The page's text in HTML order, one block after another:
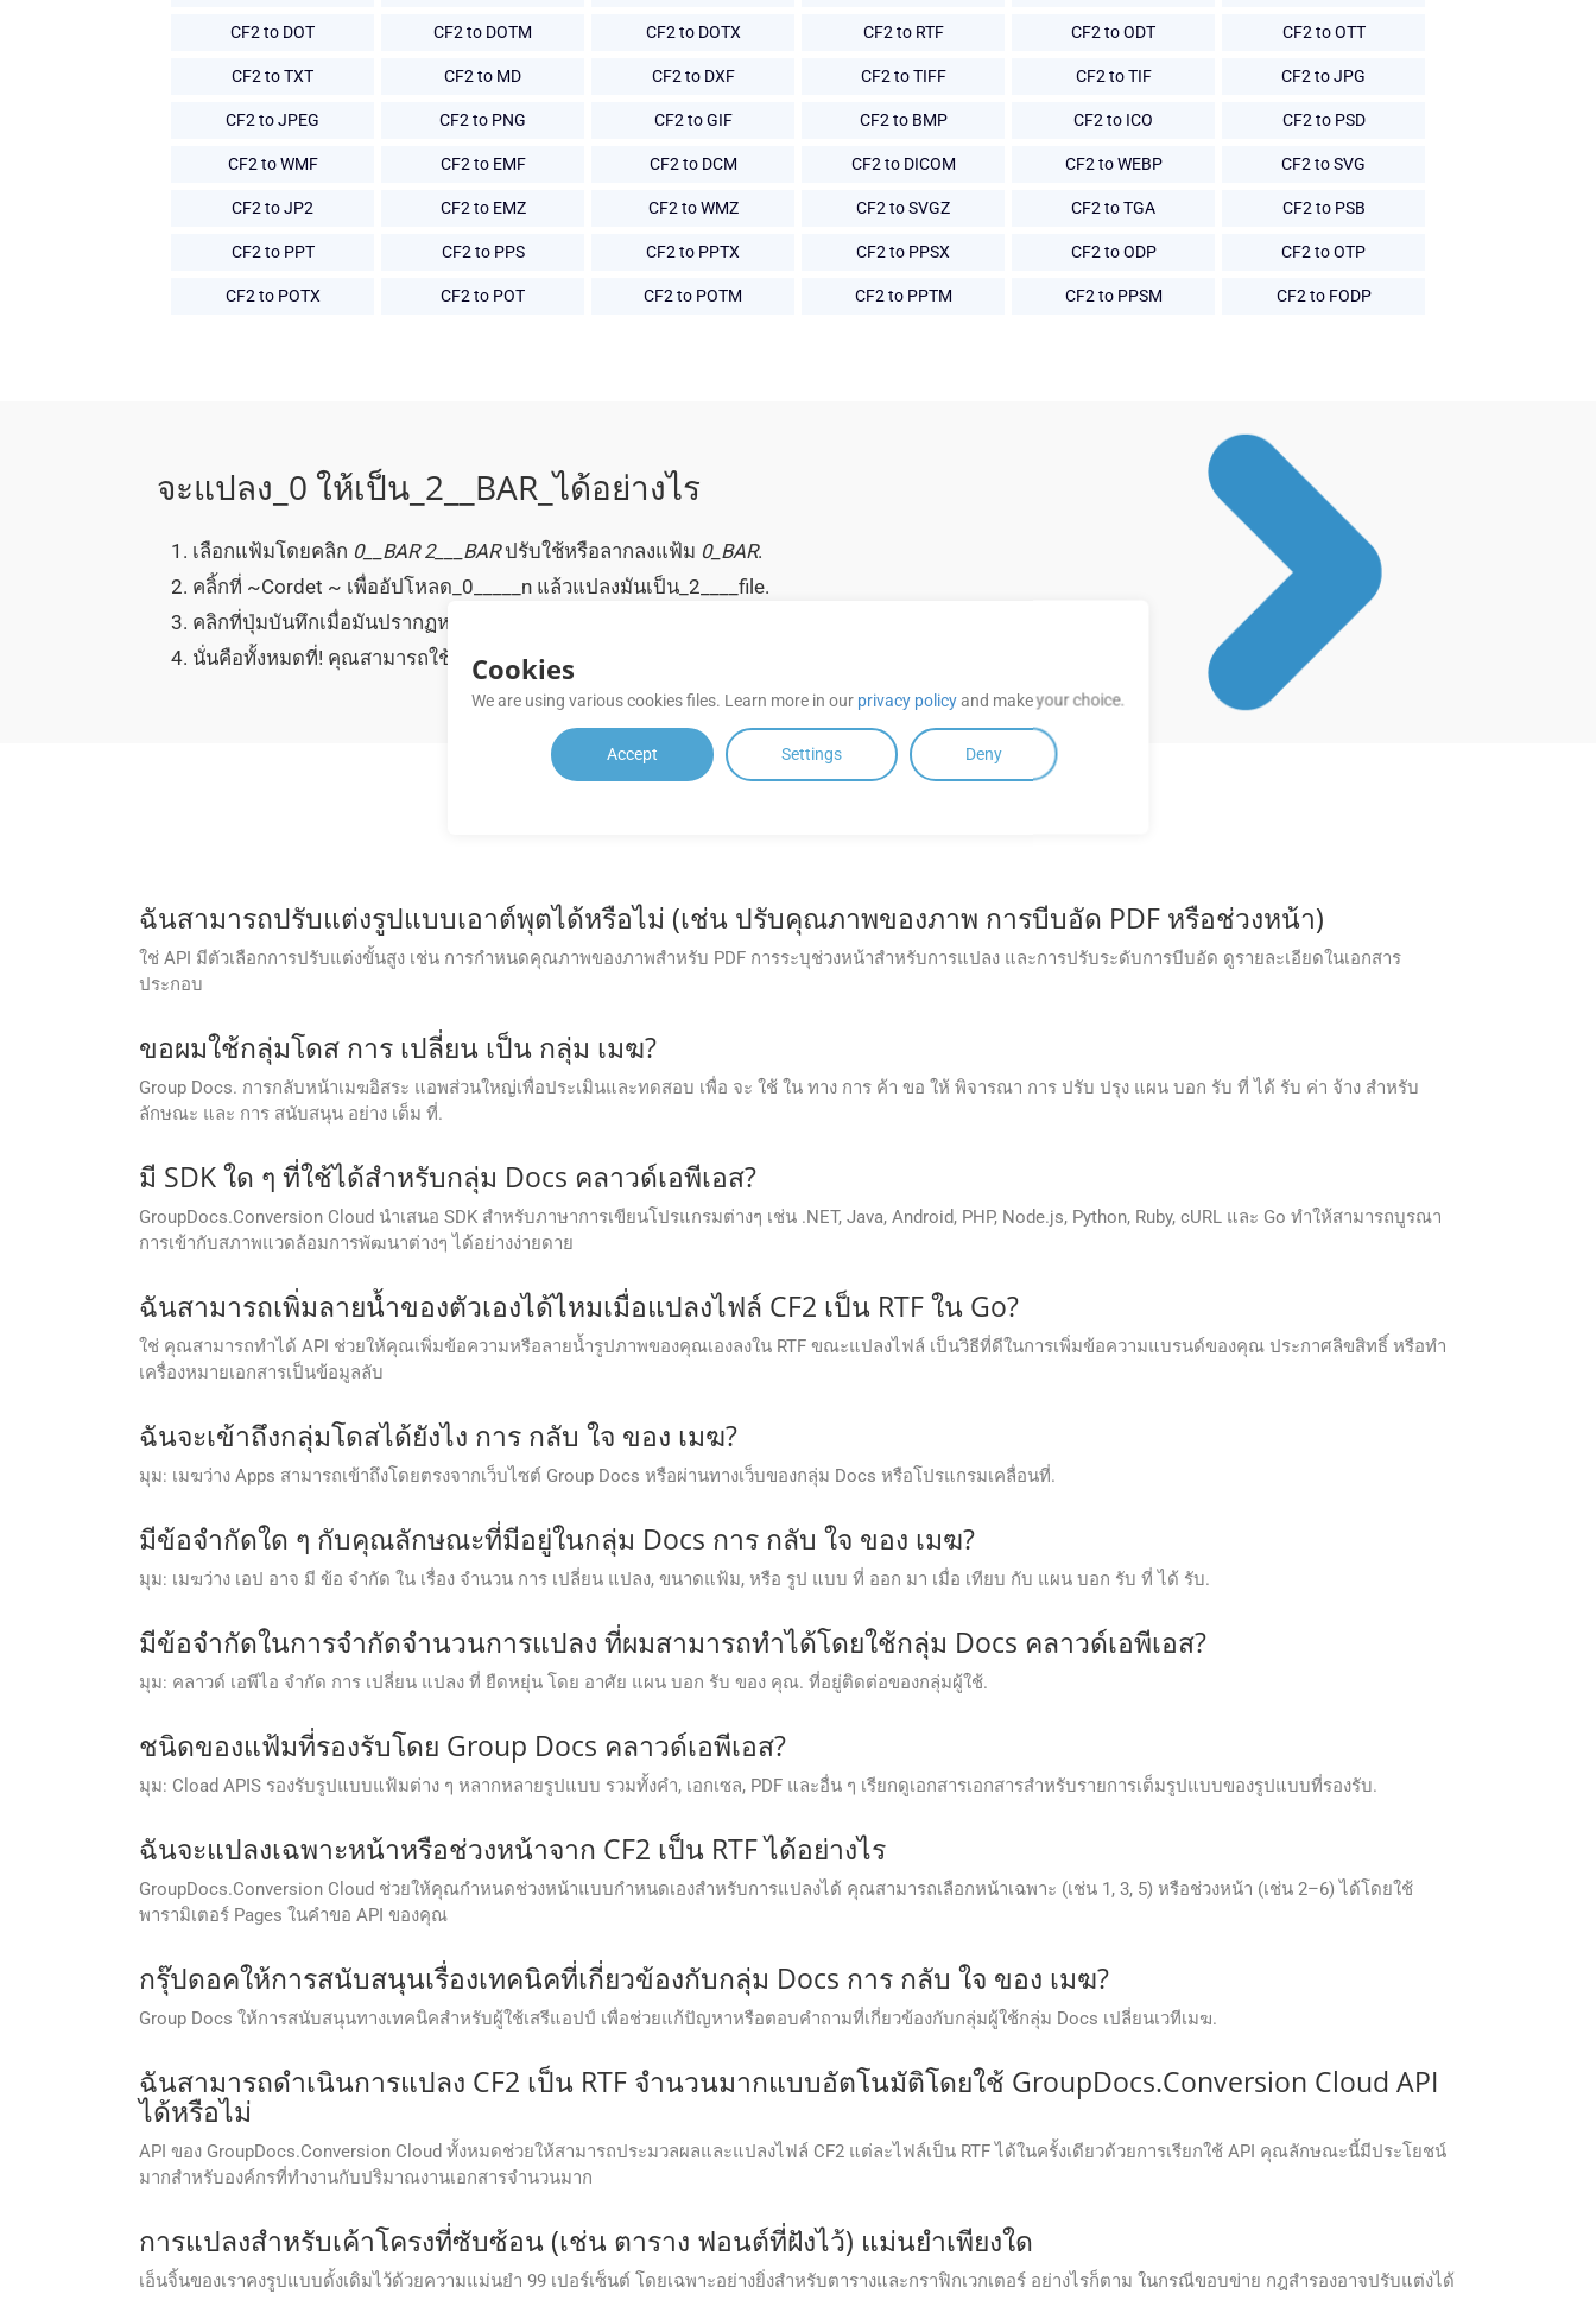
CF2 to DOT CF2 to DOTM CF2 to DOTX CF2 to RTF CF2 to ODT CF2 to OTT
CF2 to TXT CF2 to MD CF2 to DXF CF2 to TIFF CF2 to TIF CF2 to JPG
CF2 to JPEG CF2 to PNG CF2 to GIF CF2 to BMP CF2 to ICO CF2 to PSD
CF2 to WMF CF2 to EMF CF2 to DCM CF2 to DICOM CF2 to WEBP CF2 to SVG
CF2 to JP2 CF2 to EMZ CF2 to WMZ CF2 to SVGZ CF2 to TGA CF2 to PSB
CF2 to PPT CF2 to PPS CF2 to PPTX CF2 to PPSX CF2 to ODP CF2 to OTP
CF2 to POTX CF2 to POT CF2 to POTM CF2 to PPTM CF2 to PPSM CF2 to FODP
จะแปลง_0 ให้เป็น_2__BAR_ได้อย่างไร
เลือกแฟ้มโดยคลิก 0__BAR 2___BARปรับใช้หรือลากลงแฟ้ม 0_BAR.
คลิ้กที่ ~Cordet ~ เพื่ออัปโหลด_0_____n แล้วแปลงมันเป็น_2____file.
คลิกที่ปุ่มบันทึกเมื่อมันปรากฏหลังจาก _0____r_2_รูปแบบการแปลงเสร็จแล้ว.
นั่นคือทั้งหมดที่! คุณสามารถใช้การแปลง __2__เอกสารตามที่ต้องการได้.
ฉันสามารถปรับแต่งรูปแบบเอาต์พุตได้หรือไม่ (เช่น ปรับคุณภาพของภาพ การบีบอัด PDF หรือช่วงหน้า)
ใช่ API มีตัวเลือกการปรับแต่งขั้นสูง เช่น การกำหนดคุณภาพของภาพสำหรับ PDF การระบุช่วงหน้าสำหรับการแปลง และการปรับระดับการบีบอัด ดูรายละเอียดในเอกสาร
ประกอบ
ขอผมใช้กลุ่มโดส การ เปลี่ยน เป็น กลุ่ม เมฆ?
Group Docs. การกลับหน้าเมฆอิสระ แอพส่วนใหญ่เพื่อประเมินและทดสอบ เพื่อ จะ ใช้ ใน ทาง การ ค้า ขอ ให้ พิจารณา การ ปรับ ปรุง แผน บอก รับ ที่ ได้ รับ ค่า จ้าง สําหรับ
ลักษณะ และ การ สนับสนุน อย่าง เต็ม ที่.
มี SDK ใด ๆ ที่ใช้ได้สําหรับกลุ่ม Docs คลาวด์เอพีเอส?
GroupDocs.Conversion Cloud นำเสนอ SDK สำหรับภาษาการเขียนโปรแกรมต่างๆ เช่น .NET, Java, Android, PHP, Node.js, Python, Ruby, cURL และ Go ทำให้สามารถบูรณา
การเข้ากับสภาพแวดล้อมการพัฒนาต่างๆ ได้อย่างง่ายดาย
ฉันสามารถเพิ่มลายน้ำของตัวเองได้ไหมเมื่อแปลงไฟล์ CF2 เป็น RTF ใน Go?
ใช่ คุณสามารถทำได้ API ช่วยให้คุณเพิ่มข้อความหรือลายน้ำรูปภาพของคุณเองลงใน RTF ขณะแปลงไฟล์ เป็นวิธีที่ดีในการเพิ่มข้อความแบรนด์ของคุณ ประกาศลิขสิทธิ์ หรือทำ
เครื่องหมายเอกสารเป็นข้อมูลลับ
ฉันจะเข้าถึงกลุ่มโดสได้ยังไง การ กลับ ใจ ของ เมฆ?
มุม: เมฆว่าง Apps สามารถเข้าถึงโดยตรงจากเว็บไซต์ Group Docs หรือผ่านทางเว็บของกลุ่ม Docs หรือโปรแกรมเคลื่อนที่.
มีข้อจํากัดใด ๆ กับคุณลักษณะที่มีอยู่ในกลุ่ม Docs การ กลับ ใจ ของ เมฆ?
มุม: เมฆว่าง เอป อาจ มี ข้อ จํากัด ใน เรื่อง จํานวน การ เปลี่ยน แปลง, ขนาดแฟ้ม, หรือ รูป แบบ ที่ ออก มา เมื่อ เทียบ กับ แผน บอก รับ ที่ ได้ รับ.
มีข้อจํากัดในการจํากัดจํานวนการแปลง ที่ผมสามารถทําได้โดยใช้กลุ่ม Docs คลาวด์เอพีเอส?
มุม: คลาวด์ เอพีไอ จํากัด การ เปลี่ยน แปลง ที่ ยืดหยุ่น โดย อาศัย แผน บอก รับ ของ คุณ. ที่อยู่ติดต่อของกลุ่มผู้ใช้.
ชนิดของแฟ้มที่รองรับโดย Group Docs คลาวด์เอพีเอส?
มุม: Cload APIS รองรับรูปแบบแฟ้มต่าง ๆ หลากหลายรูปแบบ รวมทั้งคํา, เอกเซล, PDF และอื่น ๆ เรียกดูเอกสารเอกสารสําหรับรายการเต็มรูปแบบของรูปแบบที่รองรับ.
ฉันจะแปลงเฉพาะหน้าหรือช่วงหน้าจาก CF2 เป็น RTF ได้อย่างไร
GroupDocs.Conversion Cloud ช่วยให้คุณกำหนดช่วงหน้าแบบกำหนดเองสำหรับการแปลงได้ คุณสามารถเลือกหน้าเฉพาะ (เช่น 1, 3, 5) หรือช่วงหน้า (เช่น 2–6) ได้โดยใช้
พารามิเตอร์ Pages ในคำขอ API ของคุณ
กรุ๊ปดอคให้การสนับสนุนเรื่องเทคนิคที่เกี่ยวข้องกับกลุ่ม Docs การ กลับ ใจ ของ เมฆ?
Group Docs ให้การสนับสนุนทางเทคนิคสําหรับผู้ใช้เสรีแอปป์ เพื่อช่วยแก้ปัญหาหรือตอบคําถามที่เกี่ยวข้องกับกลุ่มผู้ใช้กลุ่ม Docs เปลี่ยนเวทีเมฆ.
ฉันสามารถดำเนินการแปลง CF2 เป็น RTF จำนวนมากแบบอัตโนมัติโดยใช้ GroupDocs.Conversion Cloud API
ได้หรือไม่
API ของ GroupDocs.Conversion Cloud ทั้งหมดช่วยให้สามารถประมวลผลและแปลงไฟล์ CF2 แต่ละไฟล์เป็น RTF ได้ในครั้งเดียวด้วยการเรียกใช้ API คุณลักษณะนี้มีประโยชน์
มากสำหรับองค์กรที่ทำงานกับปริมาณงานเอกสารจำนวนมาก
การแปลงสำหรับเค้าโครงที่ซับซ้อน (เช่น ตาราง ฟอนต์ที่ฝังไว้) แม่นยำเพียงใด
เอ็นจิ้นของเราคงรูปแบบดั้งเดิมไว้ด้วยความแม่นยำ 99 เปอร์เซ็นต์ โดยเฉพาะอย่างยิ่งสำหรับตารางและกราฟิกเวกเตอร์ อย่างไรก็ตาม ในกรณีขอบข่าย กฎสำรองอาจปรับแต่งได้
Cookies
We are using various cookies files. Learn more in our privacy policyand make your choice.
Accept Settings Deny